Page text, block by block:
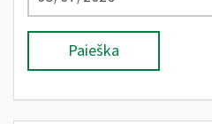
Paieška